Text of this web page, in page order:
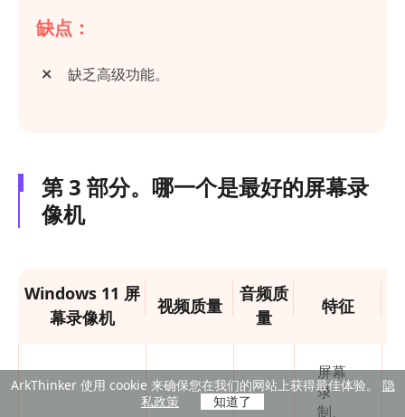
缺点：
缺乏高级功能。
第 3 部分。哪一个是最好的屏幕录
像机
Windows 11 屏
幕录像机
视频质量
音频质
量
特征
屏幕
录
制、
ArkThinker 使用 cookie 来确保您在我们的网站上获得最佳体验。 隐
私政策
知道了